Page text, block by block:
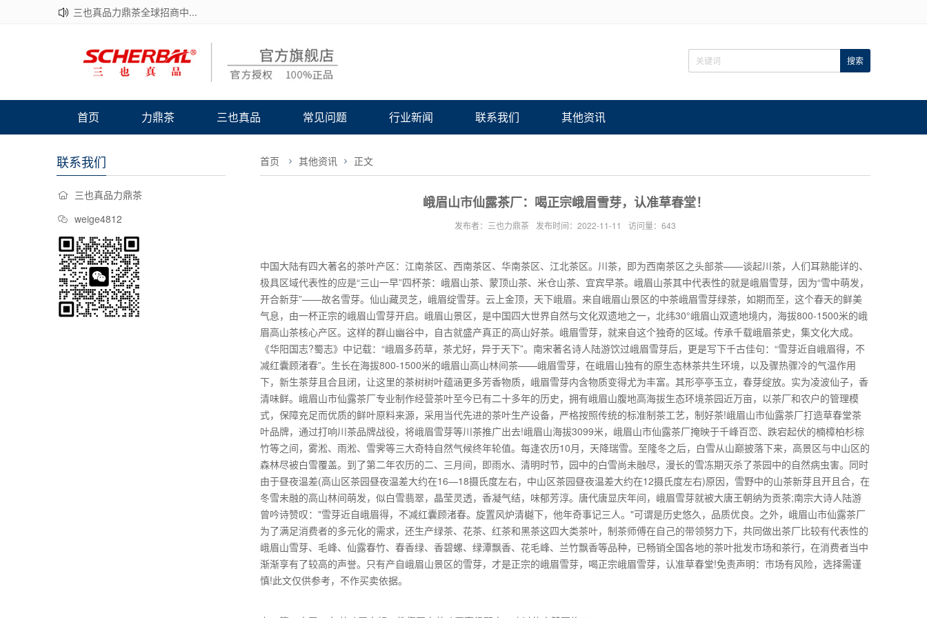
三也真品力鼎茶全球招商中...
首页 力鼎茶 三也真品 常见问题 行业新闻 联系我们 其他资讯
联系我们
三也真品力鼎茶
weige4812
首页 其他资讯 正文
峨眉山市仙露茶厂：喝正宗峨眉雪芽，认准草春堂！
发布者：三也力鼎茶 发布时间：2022-11-11 访问量：643
中国大陆有四大著名的茶叶产区：江南茶区、西南茶区、华南茶区、江北茶区。川茶，即为西南茶区之头部茶——谈起川茶，人们耳熟能详的、
极具区域代表性的应是“三山一早”四杯茶：峨眉山茶、蒙顶山茶、米仓山茶、宜宾早茶。峨眉山茶其中代表性的就是峨眉雪芽，因为“雪中萌发，
开合新芽”——故名雪芽。仙山藏灵芝，峨眉绽雪芽。云上金顶，天下峨眉。来自峨眉山景区的中茶峨眉雪芽绿茶，如期而至，这个春天的鲜美
气息，由一杯正宗的峨眉山雪芽开启。峨眉山景区，是中国四大世界自然与文化双遗地之一，北纬30°峨眉山双遗地境内，海拔800-1500米的峨
眉高山茶核心产区。这样的群山幽谷中，自古就盛产真正的高山好茶。峨眉雪芽，就来自这个独奇的区域。传承千载峨眉茶史，集文化大成。
《华阳国志?蜀志》中记载：“峨眉多药草，茶尤好，异于天下”。南宋著名诗人陆游饮过峨眉雪芽后，更是写下千古佳句：“雪芽近自峨眉得，不
减红囊顾渚春”。生长在海拔800-1500米的峨眉山高山林间茶——峨眉雪芽，在峨眉山独有的原生态林茶共生环境，以及骤热骤冷的气温作用
下，新生茶芽且合且闭，让这里的茶树树叶蕴涵更多芳香物质，峨眉雪芽内含物质变得尤为丰富。其形亭亭玉立，春芽绽放。实为凌波仙子，香
清味鲜。峨眉山市仙露茶厂专业制作经营茶叶至今已有二十多年的历史，拥有峨眉山腹地高海拔生态环境茶园近万亩，以茶厂和农户的管理模
式，保障充足而优质的鲜叶原料来源，采用当代先进的茶叶生产设备，严格按照传统的标准制茶工艺，制好茶!峨眉山市仙露茶厂打造草春堂茶
叶品牌，通过打响川茶品牌战役，将峨眉雪芽等川茶推广出去!峨眉山海拔3099米，峨眉山市仙露茶厂掩映于千峰百峦、跌宕起伏的楠樟柏杉棕
竹等之间，雾淞、雨淞、雪霁等三大奇特自然气候终年轮值。每逢农历10月，天降瑞雪。至隆冬之后，白雪从山巅披落下来，高景区与中山区的
森林尽被白雪覆盖。到了第二年农历的二、三月间，即雨水、清明时节，园中的白雪尚未融尽，漫长的雪冻期灭杀了茶园中的自然病虫害。同时
由于昼夜温差(高山区茶园昼夜温差大约在16—18摄氏度左右，中山区茶园昼夜温差大约在12摄氏度左右)原因，雪野中的山茶新芽且开且合，在
冬雪未融的高山林间萌发，似白雪翡翠，晶莹灵透，香凝气结，味郁芳淳。唐代唐显庆年间，峨眉雪芽就被大唐王朝纳为贡茶;南宗大诗人陆游
曾吟诗赞叹："雪芽近自峨眉得，不减红囊顾渚春。旋置风炉清樾下，他年奇事记三人。"可谓是历史悠久，品质优良。之外，峨眉山市仙露茶厂
为了满足消费者的多元化的需求，还生产绿茶、花茶、红茶和黑茶这四大类茶叶，制茶师傅在自己的带领努力下，共同做出茶厂比较有代表性的
峨眉山雪芽、毛峰、仙露春竹、春香绿、香碧螺、绿潭飘香、花毛峰、兰竹飘香等品种，已畅销全国各地的茶叶批发市场和茶行，在消费者当中
渐渐享有了较高的声誉。只有产自峨眉山景区的雪芽，才是正宗的峨眉雪芽，喝正宗峨眉雪芽，认准草春堂!免责声明：市场有风险，选择需谨
慎!此文仅供参考，不作买卖依据。